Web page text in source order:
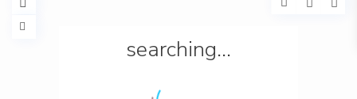
searching...